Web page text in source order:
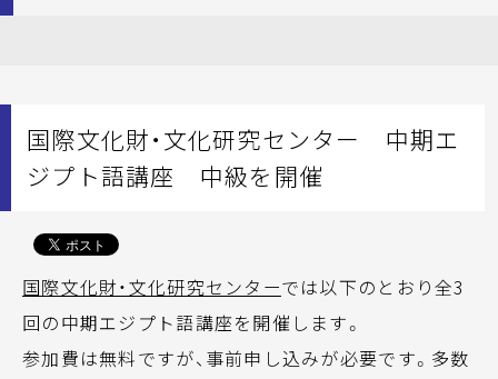
国際文化財・文化研究センター 中期エ
ジプト語講座 中級を開催
国際文化財・文化研究センターでは以下のとおり全3
回の中期エジプト語講座を開催します。
参加費は無料ですが、事前申し込みが必要です。多数